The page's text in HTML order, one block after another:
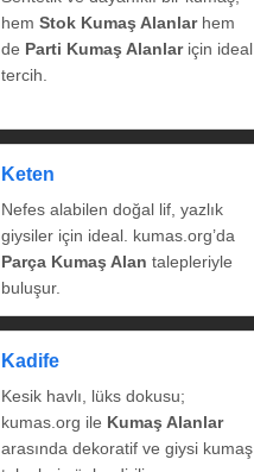
hem Stok Kumaş Alanlarhem
de Parti Kumaş Alanlariçin ideal
tercih.
Keten
Nefes alabilen doğal lif, yazlık
giysiler için ideal. kumas.org’da
Parça Kumaş Alan talepleriyle
buluşur.
Kadife
Kesik havlı, lüks dokusu;
kumas.org ile Kumaş Alanlar
arasında dekoratif ve giysi kumaş